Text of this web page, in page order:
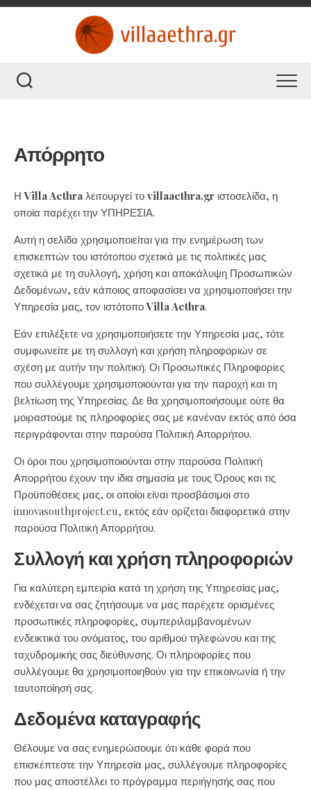
Skip
Απόρρητο
ΗVilla Aethra λειτουργεί το villaaethra.gr ιστοσελίδα, η
οποία παρέχει την ΥΠΗΡΕΣΙΑ.
Αυτή η σελίδα χρησιμοποιείται για την ενημέρωση των
επισκεπτών του ιστότοπου σχετικά με τις πολιτικές μας
σχετικά με τη συλλογή, χρήση και αποκάλυψη Προσωπικών
Δεδομένων, εάν κάποιος αποφασίσει να χρησιμοποιήσει την
Υπηρεσία μας, τον ιστότοπο Villa Aethra.
Εάν επιλέξετε να χρησιμοποιήσετε την Υπηρεσία μας, τότε
συμφωνείτε με τη συλλογή και χρήση πληροφοριών σε
σχέση με αυτήν την πολιτική. Οι Προσωπικές Πληροφορίες
που συλλέγουμε χρησιμοποιούνται για την παροχή και τη
βελτίωση της Υπηρεσίας. Δε θα χρησιμοποιήσουμε ούτε θα
μοιραστούμε τις πληροφορίες σας με κανέναν εκτός από όσα
περιγράφονται στην παρούσα Πολιτική Απορρήτου.
Οι όροι που χρησιμοποιούνται στην παρούσα Πολιτική
Απορρήτου έχουν την ίδια σημασία με τους Όρους και τις
Προϋποθέσεις μας, οι οποίοι είναι προσβάσιμοι στο
innovasouthproject.eu, εκτός εάν ορίζεται διαφορετικά στην
παρούσα Πολιτική Απορρήτου.
Συλλογή και χρήση πληροφοριών
Για καλύτερη εμπειρία κατά τη χρήση της Υπηρεσίας μας,
ενδέχεται να σας ζητήσουμε να μας παρέχετε ορισμένες
προσωπικές πληροφορίες, συμπεριλαμβανομένων
ενδεικτικά του ονόματος, του αριθμού τηλεφώνου και της
ταχυδρομικής σας διεύθυνσης. Οι πληροφορίες που
συλλέγουμε θα χρησιμοποιηθούν για την επικοινωνία ή την
ταυτοποίησή σας.
Δεδομένα καταγραφής
Θέλουμε να σας ενημερώσουμε ότι κάθε φορά που
επισκέπτεστε την Υπηρεσία μας, συλλέγουμε πληροφορίες
που μας αποστέλλει το πρόγραμμα περιήγησής σας που